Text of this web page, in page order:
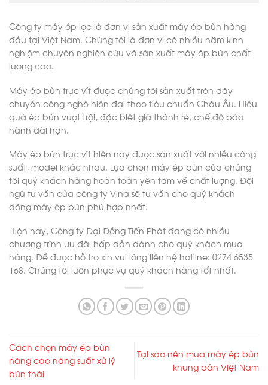
Công ty máy ép lọc là đơn vị sản xuất máy ép bùn hàng
đầu tại Việt Nam. Chúng tôi là đơn vị có nhiều năm kinh
nghiệm chuyên nghiên cứu và sản xuất máy ép bùn chất
lượng cao.
Máy ép bùn trục vít được chúng tôi sản xuất trên dây
chuyền công nghệ hiện đại theo tiêu chuẩn Châu Âu. Hiệu
quả ép bùn vượt trội, đặc biệt giá thành rẻ, chế độ bảo
hành dài hạn.
Máy ép bùn trục vít hiện nay được sản xuất với nhiều công
suất, model khác nhau. Lựa chọn máy ép bùn của chúng
tôi quý khách hàng hoàn toàn yên tâm về chất lượng. Đội
ngũ tư vấn của công ty Vina sẽ tư vấn cho quý khách
dòng máy ép bùn phù hợp nhất.
Hiện nay, Công ty Đại Đồng Tiến Phát đang có nhiều
chương trình ưu đãi hấp dẫn dành cho quý khách mua
hàng. Để được hỗ trợ xin vui lòng liên hệ hotline: 0274 6535
168. Chúng tôi luôn phục vụ quý khách hàng tốt nhất.
Cách chọn máy ép bùn
nâng cao năng suất xử lý
bùn thải
Tại sao nên mua máy ép bùn
khung bản Việt Nam